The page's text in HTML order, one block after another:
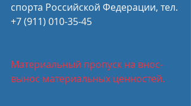
спорта Российской Федерации, тел.
+7 (911) 010-35-45
Материальный пропуск на внос-
вынос материальных ценностей.